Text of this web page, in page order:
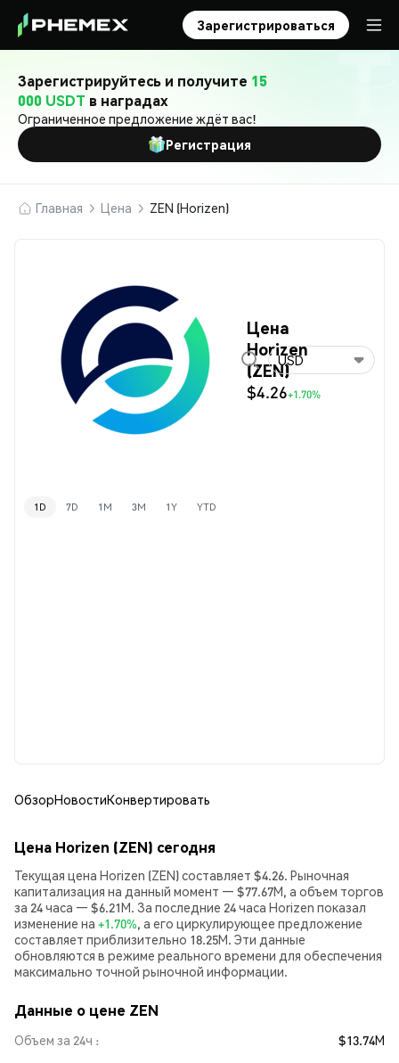
Зарегистрироваться
Зарегистрируйтесь и получите 15
000 USDT в наградах
Ограниченное предложение ждёт вас!
Регистрация
Главная Цена ZEN (Horizen)
Цена
Horizen
(ZEN)
$4.26+1.70%
USD
1D 7D 1M 3M 1Y YTD
ОбзорНовостиКонвертировать
Цена Horizen (ZEN) сегодня
Текущая цена Horizen (ZEN) составляет $4.26. Рыночная
капитализация на данный момент — $77.67M, а объем торгов
за 24 часа — $6.21M. За последние 24 часа Horizen показал
изменение на +1.70%, а его циркулирующее предложение
составляет приблизительно 18.25M. Эти данные
обновляются в режиме реального времени для обеспечения
максимально точной рыночной информации.
Данные о цене ZEN
Объем за 24ч
$13.74M